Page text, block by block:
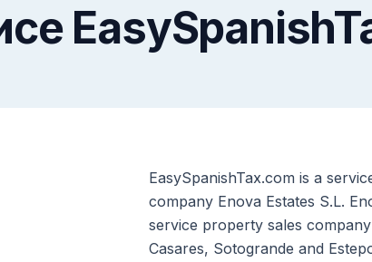
EasySpanishTax.com is a
company Enova Estates S.L.
service property sales
Casares, Sotogrande and